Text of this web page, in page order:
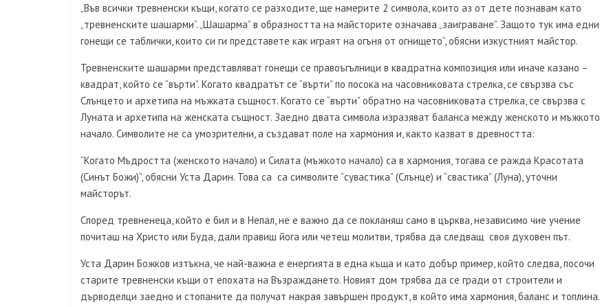
„Във всички тревненски къщи, когато се разходите, ще намерите 2 символа, които аз от дете познавам като
„тревненските шашарми”. „Шашарма” в образността на майсторите означава „заиграване”. Защото тук има едни
гонещи се таблички, които си ги представете как играят на огъня от огнището”, обясни изкустният майстор.
Тревненските шашарми представляват гонещи се правоъгълници в квадратна композиция или иначе казано –
квадрат, който се “върти”. Когато квадратът се “върти” по посока на часовниковата стрелка, се свързва със
Слънцето и архетипа на мъжката същност. Когато се “върти” обратно на часовниковата стрелка, се свързва с
Луната и архетипа на женската същност. Заедно двата символа изразяват баланса между женското и мъжкото
начало. Символите не са умозрителни, а създават поле на хармония и, както казват в древността:
“Когато Мъдростта (женското начало) и Силата (мъжкото начало) са в хармония, тогава се ражда Красотата
(Синът Божи)”, обясни Уста Дарин. Това са са символите “сувастика” (Слънце) и “свастика” (Луна), уточни
майсторът.
Според тревненеца, който е бил и в Непал, не е важно да се покланяш само в църква, независимо чие учение
почиташ на Христо или Буда, дали правиш йога или четеш молитви, трябва да следващ своя духовен път.
Уста Дарин Божков изтъкна, че най-важна е енергията в една къща и като добър пример, който следва, посочи
старите тревненски къщи от епохата на Възраждането. Новият дом трябва да се гради от строители и
дърводелци заедно и стопаните да получат накрая завършен продукт, в който има хармония, баланс и топлина.